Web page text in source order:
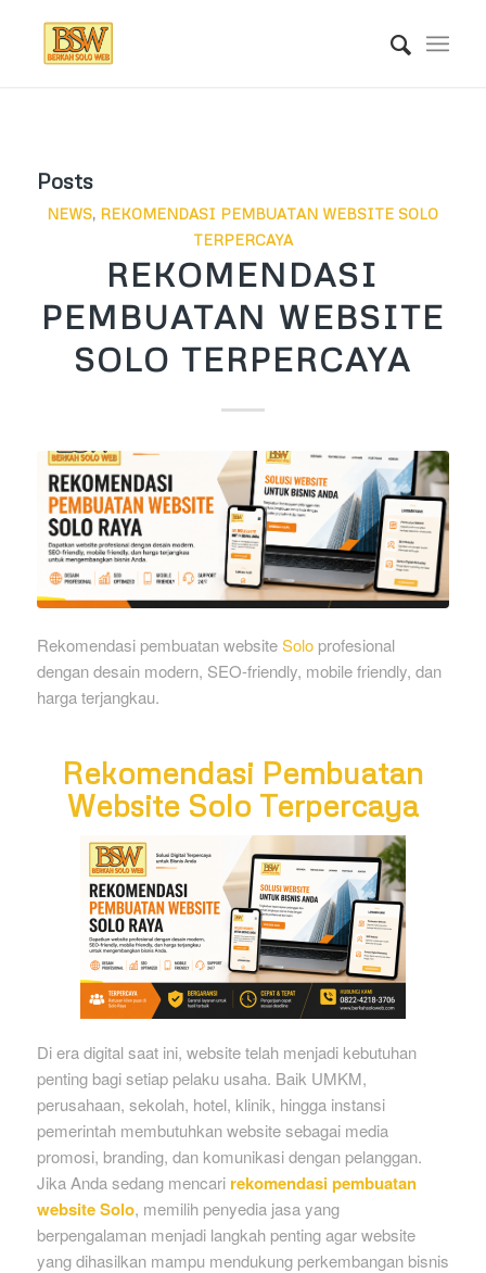
Posts
NEWS, REKOMENDASI PEMBUATAN WEBSITE SOLO
TERPERCAYA
REKOMENDASI
PEMBUATAN WEBSITE
SOLO TERPERCAYA
Rekomendasi pembuatan website Soloprofesional
dengan desain modern, SEO-friendly, mobile friendly, dan
harga terjangkau.
Rekomendasi Pembuatan
Website Solo Terpercaya
Di era digital saat ini, website telah menjadi kebutuhan
penting bagi setiap pelaku usaha. Baik UMKM,
perusahaan, sekolah, hotel, klinik, hingga instansi
pemerintah membutuhkan website sebagai media
promosi, branding, dan komunikasi dengan pelanggan.
Jika Anda sedang mencari rekomendasi pembuatan
website Solo, memilih penyedia jasa yang
berpengalaman menjadi langkah penting agar website
yang dihasilkan mampu mendukung perkembangan bisnis